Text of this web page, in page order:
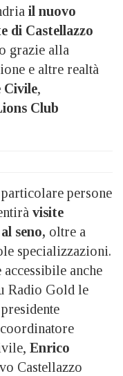
il nuovo
di Castellazzo
grazie alla
e altre realtà
Civile,
Club
persone
visite
seno, oltre a
specializzazioni.
anche
Radio Gold le
Enrico
Castellazzo